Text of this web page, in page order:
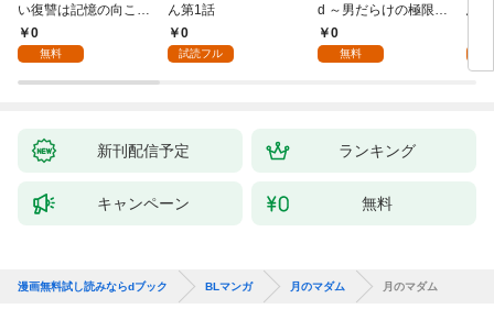
い復讐は記憶の向こう
側～(1)
0
無料
ん第1話
0
試読フル
d ～男だらけの極限ラ
ブ～(1)
0
無料
鳥
新刊配信予定 ランキング
キャンペーン 無料
漫画無料試し読みならdブック BLマンガ 月のマダム 月のマダム